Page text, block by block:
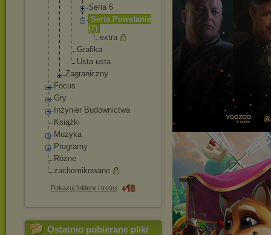
Seria 6
Seria Powstanie
(7)
extra
Grafika
Usta usta
Zagraniczny
Focus
Gry
Inżynier Budownictwa
Książki
Muzyka
Programy
Różne
zachomikowane
Pokazuj foldery i treści
Ostatnio pobierane pliki